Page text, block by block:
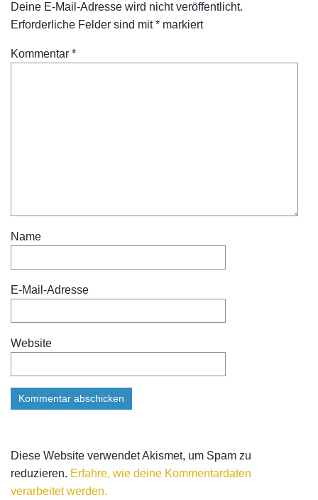
Deine E-Mail-Adresse wird nicht veröffentlicht.
Erforderliche Felder sind mit* markiert
Kommentar *
Name
E-Mail-Adresse
Website
Diese Website verwendet Akismet, um Spam zu
reduzieren. Erfahre, wie deine Kommentardaten
verarbeitet werden.